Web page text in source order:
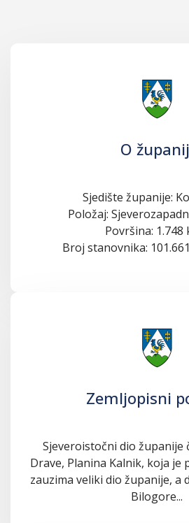
O
Sjedište županije:
Položaj:
Površina: 1.748
Broj stanovnika:
Zemljopisni
Sjeveroistočni dio županije
Drave, Planina Kalnik, koja je
zauzima veliki dio županije, a
Bilogore...